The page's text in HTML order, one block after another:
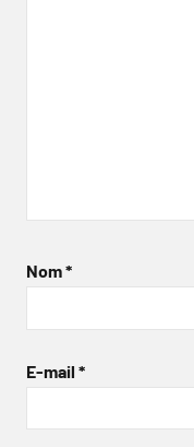
Nom*
E-mail *